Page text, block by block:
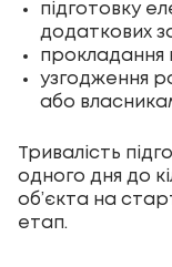
підготовку
додаткових
прокладання
узгодження
або
Тривалість
одного дня до
об’єкта на
етап.